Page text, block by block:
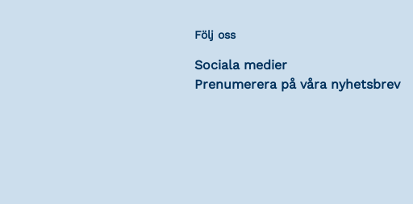
Följ oss
Sociala medier
Prenumerera på våra nyhetsbrev